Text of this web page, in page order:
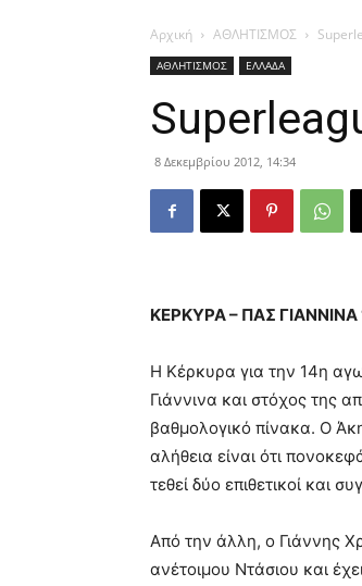
Αρχική ΑΘΛΗΤΙΣΜΟΣ
ΑΘΛΗΤΙΣΜΟΣ ΕΛΛΑΔΑ
8 Δεκεμβρίου 2012, 14:34
ΚΕΡΚΥΡΑ – ΠΑΣ ΓΙΑΝΝΙΝΑ
Η Κέρκυρα για την 14η
Γιάννινα και στόχος της
βαθμολογικό πίνακα. Ο
αλήθεια είναι ότι
τεθεί δύο επιθετικοί και
Από την άλλη, ο Γιάννης
ανέτοιμου Ντάσιου και